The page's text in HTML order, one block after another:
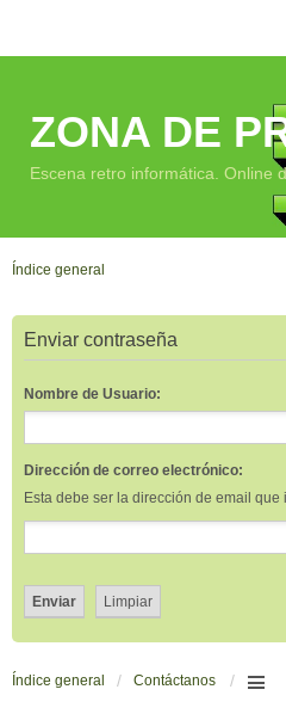
ZONA DE
Escena retro informática. Online
Índice general
Enviar contraseña
Nombre de Usuario:
Dirección de correo electrónico:
Esta debe ser la dirección de email
Índice general Contáctanos